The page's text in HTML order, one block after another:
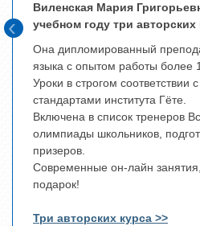
Виленская Мария
учебном году три авторских
Она дипломированный
языка с опытом работы более
Уроки в строгом
стандартами института Гёте.
Включена в список тренеров
олимпиады школьников,
призеров.
Современные он-лайн
подарок!
Три авторских курса >>
‹